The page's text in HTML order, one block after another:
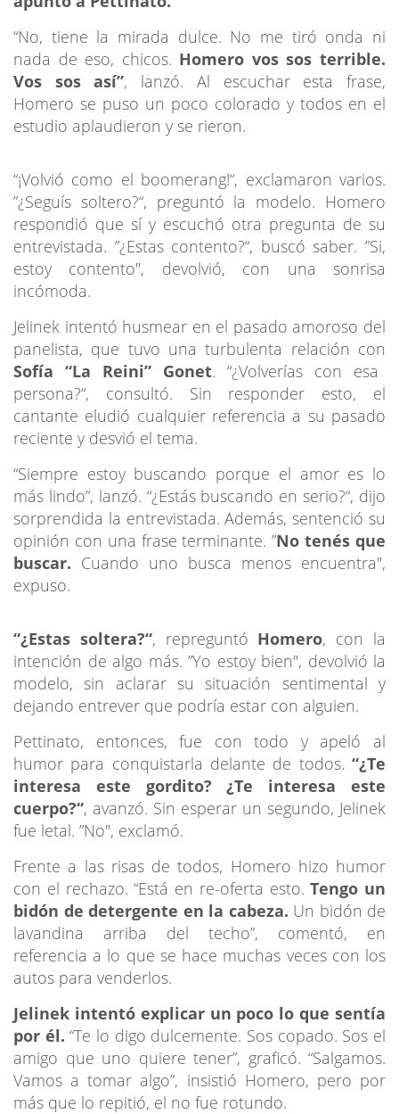
“No, tiene la mirada dulce. No me tiró onda ni
nada de eso, chicos. Homero vos sos terrible.
Vos sos así”, lanzó. Al escuchar esta frase,
Homero se puso un poco colorado y todos en el
estudio aplaudieron y se rieron.
“¡Volvió como el boomerang!“, exclamaron varios.
”¿Seguís soltero?“, preguntó la modelo. Homero
respondió que sí y escuchó otra pregunta de su
entrevistada. ”¿Estas contento?“, buscó saber. ”Si,
estoy contento", devolvió, con una sonrisa
incómoda.
Jelinek intentó husmear en el pasado amoroso del
panelista, que tuvo una turbulenta relación con
Sofía “La Reini” Gonet. “¿Volverías con esa
persona?“, consultó. Sin responder esto, el
cantante eludió cualquier referencia a su pasado
reciente y desvió el tema.
“Siempre estoy buscando porque el amor es lo
más lindo”, lanzó. “¿Estás buscando en serio?“, dijo
sorprendida la entrevistada. Además, sentenció su
opinión con una frase terminante. ”No tenés que
buscar. Cuando uno busca menos encuentra",
expuso.
“¿Estas soltera?“, repreguntó Homero, con la
intención de algo más. ”Yo estoy bien", devolvió la
modelo, sin aclarar su situación sentimental y
dejando entrever que podría estar con alguien.
Pettinato, entonces, fue con todo y apeló al
humor para conquistarla delante de todos. “¿Te
interesa este gordito? ¿Te interesa este
cuerpo?“, avanzó. Sin esperar un segundo, Jelinek
fue letal. ”No", exclamó.
Frente a las risas de todos, Homero hizo humor
con el rechazo. “Está en re-oferta esto. Tengo un
bidón de detergente en la cabeza. Un bidón de
lavandina arriba del techo”, comentó, en
referencia a lo que se hace muchas veces con los
autos para venderlos.
Jelinek intentó explicar un poco lo que sentía
por él. “Te lo digo dulcemente. Sos copado. Sos el
amigo que uno quiere tener”, graficó. “Salgamos.
Vamos a tomar algo”, insistió Homero, pero por
más que lo repitió, el no fue rotundo.